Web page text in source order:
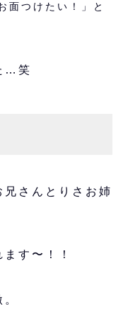
面つけたい！」と
…笑
さんとりさお姉
す〜！！